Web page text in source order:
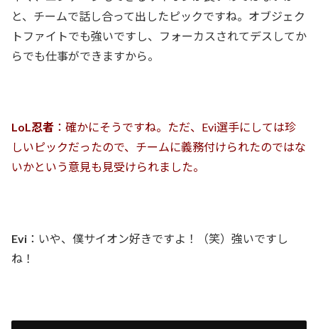
と、チームで話し合って出したピックですね。オブジェク
トファイトでも強いですし、フォーカスされてデスしてか
らでも仕事ができますから。
LoL忍者 ：確かにそうですね。ただ、Evi選手にしては珍
しいピックだったので、チームに義務付けられたのではな
いかという意見も見受けられました。
Evi ：いや、僕サイオン好きですよ！（笑）強いですし
ね！